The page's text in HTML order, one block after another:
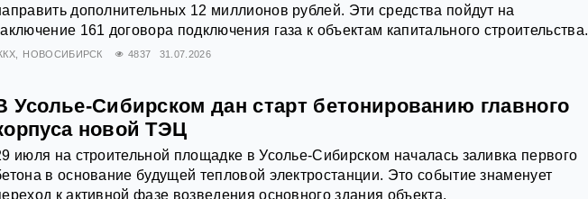
дополнительных 12 миллионов рублей. Эти средства пойдут на
161 договора подключения газа к объектам капитального строительства.
НОВОСИБИРСК 4837 31.07.2026
Усолье-Сибирском дан старт бетонированию главного
новой ТЭЦ
июля на строительной площадке в Усолье-Сибирском началась заливка первого
в основание будущей тепловой электростанции. Это событие знаменует
к активной фазе возведения основного здания объекта.